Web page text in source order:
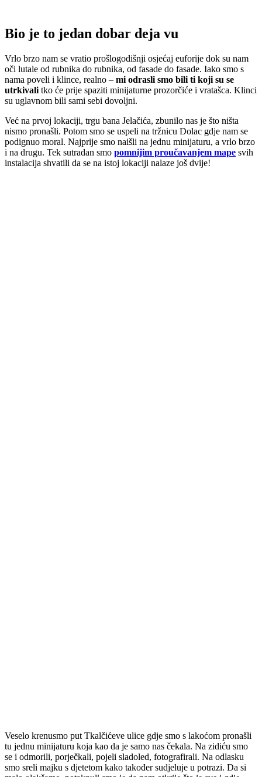
Bio je to jedan dobar deja vu
Vrlo brzo nam se vratio prošlogodišnji osjećaj euforije dok su nam
oči lutale od rubnika do rubnika, od fasade do fasade. Iako smo s
nama poveli i klince, realno – mi odrasli smo bili ti koji su se
utrkivali tko će prije spaziti minijaturne prozorčiće i vratašca. Klinci
su uglavnom bili sami sebi dovoljni.
Već na prvoj lokaciji, trgu bana Jelačića, zbunilo nas je što ništa
nismo pronašli. Potom smo se uspeli na tržnicu Dolac gdje nam se
podignuo moral. Najprije smo naišli na jednu minijaturu, a vrlo brzo
i na drugu. Tek sutradan smo pomnijim proučavanjem mape svih
instalacija shvatili da se na istoj lokaciji nalaze još dvije!
Veselo krenusmo put Tkalčićeve ulice gdje smo s lakoćom pronašli
tu jednu minijaturu koja kao da je samo nas čekala. Na zidiću smo
se i odmorili, porječkali, pojeli sladoled, fotografirali. Na odlasku
smo sreli majku s djetetom kako također sudjeluje u potrazi. Da si